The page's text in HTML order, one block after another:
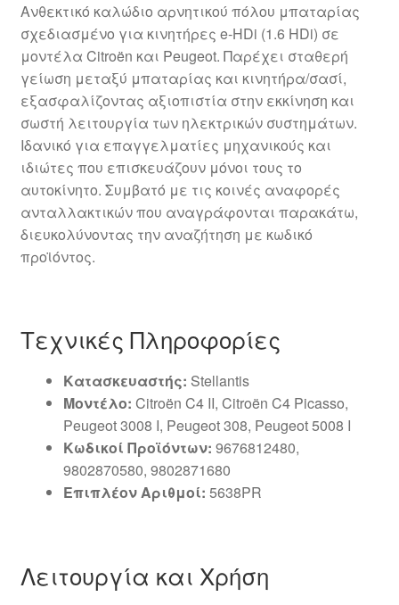
Ανθεκτικό καλώδιο αρνητικού πόλου μπαταρίας
σχεδιασμένο για κινητήρες e‑HDi (1.6 HDi) σε
μοντέλα Citroën και Peugeot. Παρέχει σταθερή
γείωση μεταξύ μπαταρίας και κινητήρα/σασί,
εξασφαλίζοντας αξιοπιστία στην εκκίνηση και
σωστή λειτουργία των ηλεκτρικών συστημάτων.
Ιδανικό για επαγγελματίες μηχανικούς και
ιδιώτες που επισκευάζουν μόνοι τους το
αυτοκίνητο. Συμβατό με τις κοινές αναφορές
ανταλλακτικών που αναγράφονται παρακάτω,
διευκολύνοντας την αναζήτηση με κωδικό
προϊόντος.
Τεχνικές Πληροφορίες
Κατασκευαστής: Stellantis
Μοντέλο: Citroën C4 II, Citroën C4 Picasso,
Peugeot 3008 I, Peugeot 308, Peugeot 5008 I
Κωδικοί Προϊόντων: 9676812480,
9802870580, 9802871680
Επιπλέον Αριθμοί: 5638PR
Λειτουργία και Χρήση